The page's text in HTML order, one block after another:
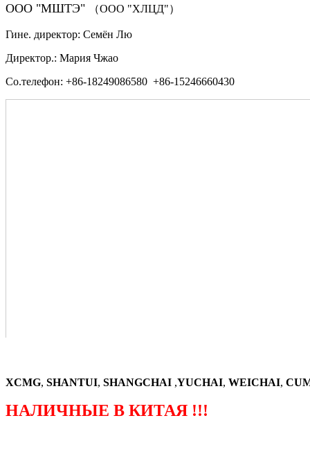
ООО "МШТЭ" （ООО "ХЛЦД"）
Гине. директор: Семён Лю
Директор.: Мария Чжао
Со.телефон: +86-18249086580 +86-15246660430
XCMG, SHANTUI, SHANGCHAI ,YUCHAI, WEICHAI,
НАЛИЧНЫЕ В КИТАЯ !!!